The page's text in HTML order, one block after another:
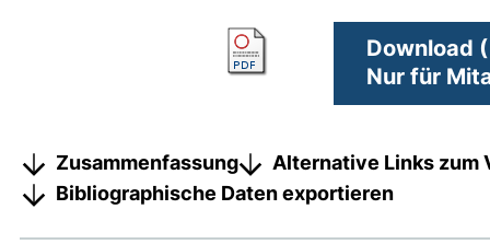
Download
Nur für
Zusammenfassung
Alternative Links zum
Bibliographische Daten exportieren